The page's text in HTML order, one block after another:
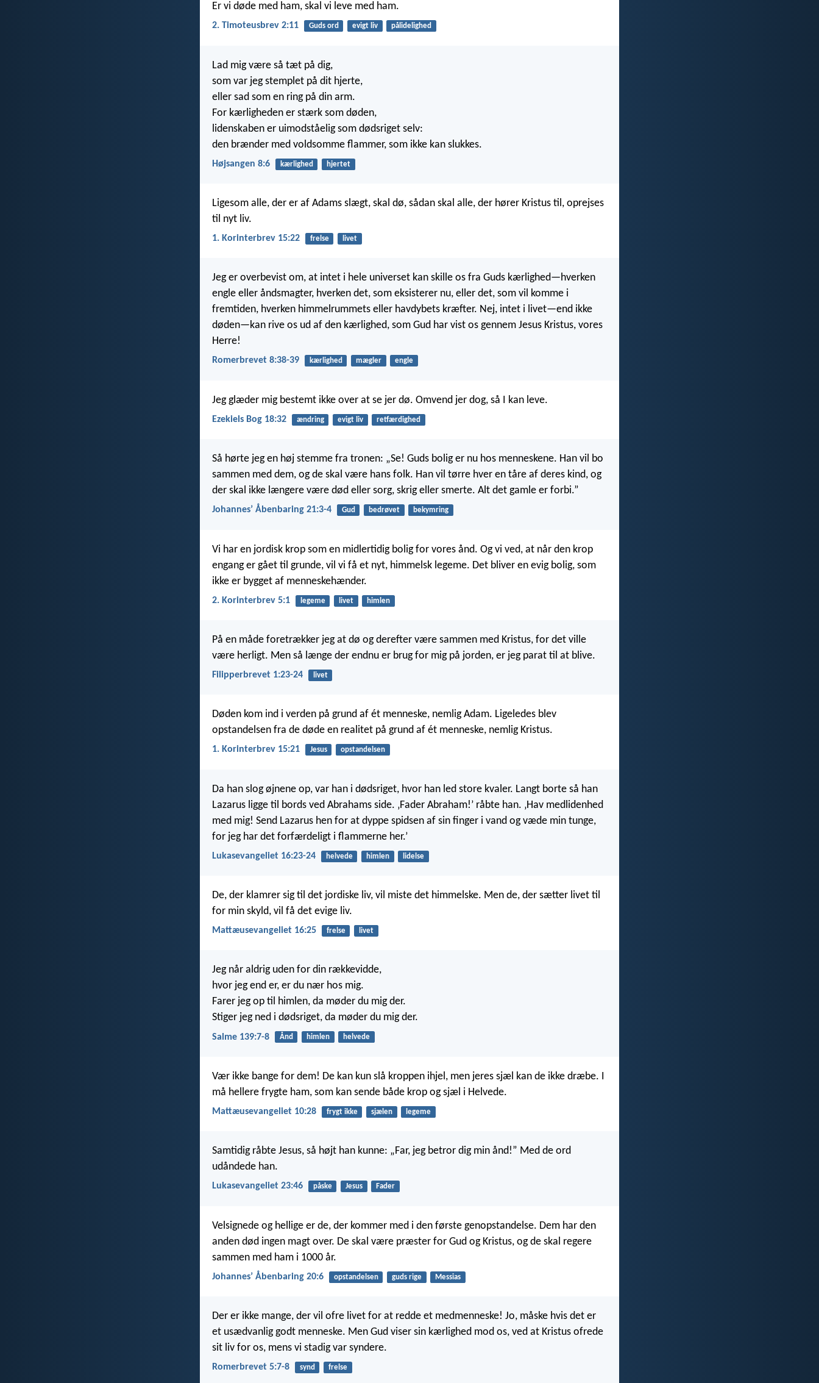
Er vi døde med ham, skal vi leve med ham.
2. Timoteusbrev 2:11 Guds ord evigt liv pålidelighed
Lad mig være så tæt på dig,
som var jeg stemplet på dit hjerte,
eller sad som en ring på din arm.
For kærligheden er stærk som døden,
lidenskaben er uimodståelig som dødsriget selv:
den brænder med voldsomme flammer, som ikke kan slukkes.
Højsangen 8:6 kærlighed hjertet
Ligesom alle, der er af Adams slægt, skal dø, sådan skal alle, der hører Kristus til, oprejses
til nyt liv.
1. Korinterbrev 15:22 frelse livet
Jeg er overbevist om, at intet i hele universet kan skille os fra Guds kærlighed—hverken
engle eller åndsmagter, hverken det, som eksisterer nu, eller det, som vil komme i
fremtiden, hverken himmelrummets eller havdybets kræfter. Nej, intet i livet—end ikke
døden—kan rive os ud af den kærlighed, som Gud har vist os gennem Jesus Kristus, vores
Herre!
Romerbrevet 8:38-39 kærlighed mægler engle
Jeg glæder mig bestemt ikke over at se jer dø. Omvend jer dog, så I kan leve.
Ezekiels Bog 18:32 ændring evigt liv retfærdighed
Så hørte jeg en høj stemme fra tronen: „Se! Guds bolig er nu hos menneskene. Han vil bo
sammen med dem, og de skal være hans folk. Han vil tørre hver en tåre af deres kind, og
der skal ikke længere være død eller sorg, skrig eller smerte. Alt det gamle er forbi.”
Johannesʼ Åbenbaring 21:3-4 Gud bedrøvet bekymring
Vi har en jordisk krop som en midlertidig bolig for vores ånd. Og vi ved, at når den krop
engang er gået til grunde, vil vi få et nyt, himmelsk legeme. Det bliver en evig bolig, som
ikke er bygget af menneskehænder.
2. Korinterbrev 5:1 legeme livet himlen
På en måde foretrækker jeg at dø og derefter være sammen med Kristus, for det ville
være herligt. Men så længe der endnu er brug for mig på jorden, er jeg parat til at blive.
Filipperbrevet 1:23-24 livet
Døden kom ind i verden på grund af ét menneske, nemlig Adam. Ligeledes blev
opstandelsen fra de døde en realitet på grund af ét menneske, nemlig Kristus.
1. Korinterbrev 15:21 Jesus opstandelsen
Da han slog øjnene op, var han i dødsriget, hvor han led store kvaler. Langt borte så han
Lazarus ligge til bords ved Abrahams side. ‚Fader Abraham!’ råbte han. ‚Hav medlidenhed
med mig! Send Lazarus hen for at dyppe spidsen af sin finger i vand og væde min tunge,
for jeg har det forfærdeligt i flammerne her.’
Lukasevangeliet 16:23-24 helvede himlen lidelse
De, der klamrer sig til det jordiske liv, vil miste det himmelske. Men de, der sætter livet til
for min skyld, vil få det evige liv.
Mattæusevangeliet 16:25 frelse livet
Jeg når aldrig uden for din rækkevidde,
hvor jeg end er, er du nær hos mig.
Farer jeg op til himlen, da møder du mig der.
Stiger jeg ned i dødsriget, da møder du mig der.
Salme 139:7-8 Ånd himlen helvede
Vær ikke bange for dem! De kan kun slå kroppen ihjel, men jeres sjæl kan de ikke dræbe. I
må hellere frygte ham, som kan sende både krop og sjæl i Helvede.
Mattæusevangeliet 10:28 frygt ikke sjælen legeme
Samtidig råbte Jesus, så højt han kunne: „Far, jeg betror dig min ånd!” Med de ord
udåndede han.
Lukasevangeliet 23:46 påske Jesus Fader
Velsignede og hellige er de, der kommer med i den første genopstandelse. Dem har den
anden død ingen magt over. De skal være præster for Gud og Kristus, og de skal regere
sammen med ham i 1000 år.
Johannesʼ Åbenbaring 20:6 opstandelsen guds rige Messias
Der er ikke mange, der vil ofre livet for at redde et medmenneske! Jo, måske hvis det er
et usædvanlig godt menneske. Men Gud viser sin kærlighed mod os, ved at Kristus ofrede
sit liv for os, mens vi stadig var syndere.
Romerbrevet 5:7-8 synd frelse